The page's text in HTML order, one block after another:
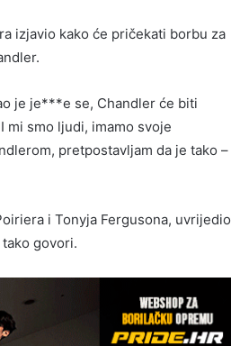
izjavio kako će pričekati borbu za
je je***e se, Chandler će biti
mi smo ljudi, imamo svoje
pretpostavljam da je tako –
i Tonyja Fergusona, uvrijedio
govori.